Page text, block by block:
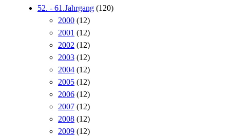
52. - 61.Jahrgang (120)
2000 (12)
2001 (12)
2002 (12)
2003 (12)
2004 (12)
2005 (12)
2006 (12)
2007 (12)
2008 (12)
2009 (12)